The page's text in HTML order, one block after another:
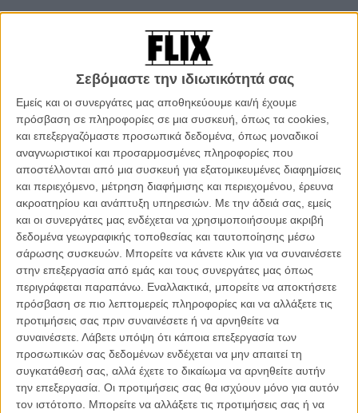
Σεβόμαστε την ιδιωτικότητά σας
Εμείς και οι συνεργάτες μας αποθηκεύουμε και/ή έχουμε
πρόσβαση σε πληροφορίες σε μια συσκευή, όπως τα cookies,
και επεξεργαζόμαστε προσωπικά δεδομένα, όπως μοναδικοί
αναγνωριστικοί και προσαρμοσμένες πληροφορίες που
αποστέλλονται από μια συσκευή για εξατομικευμένες διαφημίσεις
και περιεχόμενο, μέτρηση διαφήμισης και περιεχομένου, έρευνα
ακροατηρίου και ανάπτυξη υπηρεσιών. Με την άδειά σας, εμείς
και οι συνεργάτες μας ενδέχεται να χρησιμοποιήσουμε ακριβή
δεδομένα γεωγραφικής τοποθεσίας και ταυτοποίησης μέσω
σάρωσης συσκευών. Μπορείτε να κάνετε κλικ για να συναινέσετε
στην επεξεργασία από εμάς και τους συνεργάτες μας όπως
περιγράφεται παραπάνω. Εναλλακτικά, μπορείτε να αποκτήσετε
πρόσβαση σε πιο λεπτομερείς πληροφορίες και να αλλάξετε τις
προτιμήσεις σας πριν συναινέσετε ή να αρνηθείτε να
συναινέσετε. Λάβετε υπόψη ότι κάποια επεξεργασία των
προσωπικών σας δεδομένων ενδέχεται να μην απαιτεί τη
συγκατάθεσή σας, αλλά έχετε το δικαίωμα να αρνηθείτε αυτήν
την επεξεργασία. Οι προτιμήσεις σας θα ισχύουν μόνο για αυτόν
τον ιστότοπο. Μπορείτε να αλλάξετε τις προτιμήσεις σας ή να
Προσθέστε το Flix στις προτιμήσεις σας στο
Google
Μπορεί ο Ταραντίνο να αρνείται να επιβεβαιώσει οποιαδήποτε
φήμη, για το κάστινγκ της επόμενης ταινίας του «Django
Unchained» αυτό όμως δεν σταματά της φήμες από το να
οργιάζουν.
Τα ονόματα των Σάμιουελ Τζάκσον και Κριστόφ Βαλτς έχουν ήδη
κυκλοφορήσει ως πιθανοί συμπρωταγωνιστές, όμως ο Τζάνγκο
ακόμη αγνοείται. Εκτός κι αν πιστέψουμε την πιο καινούρια φήμη
που θέλει τον Γουιλ Σμιθ να πρωταγωνιστεί. Σύμφωνα με
«ανθρώπους που γνωρίζουν» το team του Σμιθ, έχει όντως στα
χέρια του το σενάριο, αλλά αυτό δεν σημαίνει πολλά, δεδομένου ότι
ο Σμιθ δεν είναι απλά ένας από τους πιο ακριβοπληρωμένους σταρ
του Χόλιγουντ, αλλά κι ένας ηθοποιός που προσέχει ιδιαίτερα την
εικόνα του - είναι άλλωστε κολλητός του Τομ Κρουζ.
Δεδομένων των παραπάνω, αν πει το ναι σε ένα φιλμ που με την
προϊστορία του Ταραντίνο καταλαβαίνεις πως δεν πρόκειται να είναι
ακριβώς family friendly και που αγγίζει διάφορα «καυτά» φυλετικά